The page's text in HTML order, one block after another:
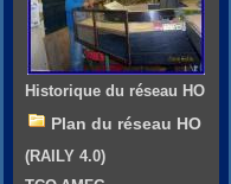
Historique du réseau HO
Plan du réseau HO
(RAILY 4.0)